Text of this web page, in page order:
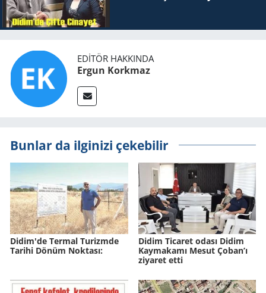
EDITÖR HAKKINDA
Ergun Korkmaz
Bunlar da ilginizi çekebilir
Didim'de Ter­mal Tu­rizm­de
Ta­ri­hi Dönüm Nok­ta­sı:
Didim Ticaret odası Didim
Kaymakamı Mesut Çoban’ı
ziyaret etti